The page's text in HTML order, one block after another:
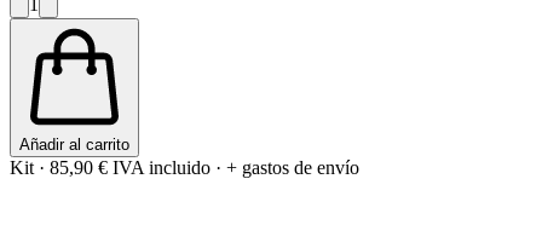
Añadir al carrito
Kit · 85,90 € IVA incluido · + gastos de envío